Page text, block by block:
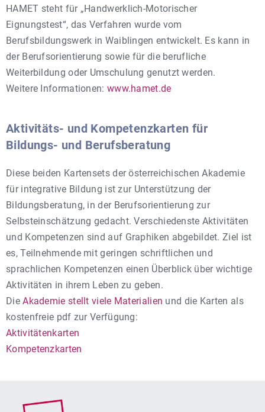
HAMET steht für „Handwerklich-Motorischer
Eignungstest“, das Verfahren wurde vom
Berufsbildungswerk in Waiblingen entwickelt. Es kann in
der Berufsorientierung sowie für die berufliche
Weiterbildung oder Umschulung genutzt werden.
Weitere Informationen: www.hamet.de
Aktivitäts- und Kompetenzkarten für
Bildungs- und Berufsberatung
Diese beiden Kartensets der österreichischen Akademie
für integrative Bildung ist zur Unterstützung der
Bildungsberatung, in der Berufsorientierung zur
Selbsteinschätzung gedacht. Verschiedenste Aktivitäten
und Kompetenzen sind auf Graphiken abgebildet. Ziel ist
es, Teilnehmende mit geringen schriftlichen und
sprachlichen Kompetenzen einen Überblick über wichtige
Aktivitäten in ihrem Leben zu geben.
DieAkademie stellt viele Materialien und die Karten als
kostenfreie pdf zur Verfügung:
Aktivitätenkarten
Kompetenzkarten